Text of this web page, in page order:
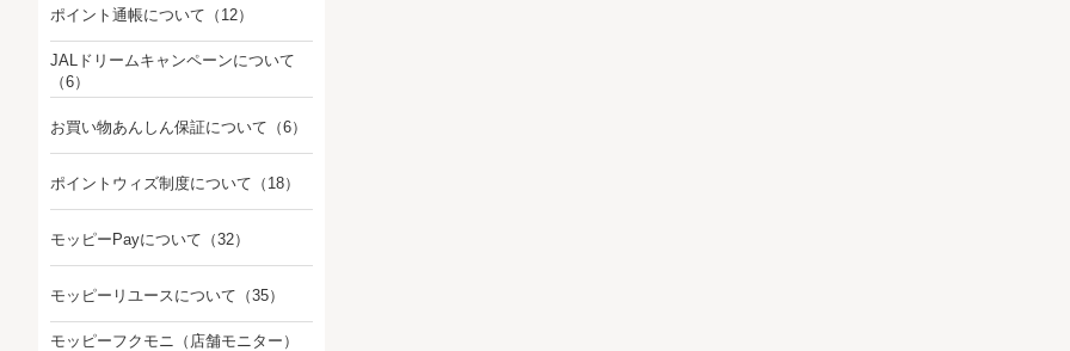
ポイント通帳について （12）
JALドリームキャンペーンについて
（6）
お買い物あんしん保証について （6）
ポイントウィズ制度について （18）
モッピーPayについて （32）
モッピーリユースについて （35）
モッピーフクモニ（店舗モニター）